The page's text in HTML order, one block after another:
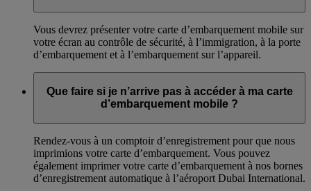
Vous devrez présenter votre carte d’embarquement mobile sur
votre écran au contrôle de sécurité, à l’immigration, à la porte
d’embarquement et à l’embarquement sur l’appareil.
Que faire si je n’arrive pas à accéder à ma carte
d’embarquement mobile ?
Rendez-vous à un comptoir d’enregistrement pour que nous
imprimions votre carte d’embarquement. Vous pouvez
également imprimer votre carte d’embarquement à nos bornes
d’enregistrement automatique à l’aéroport Dubai International.